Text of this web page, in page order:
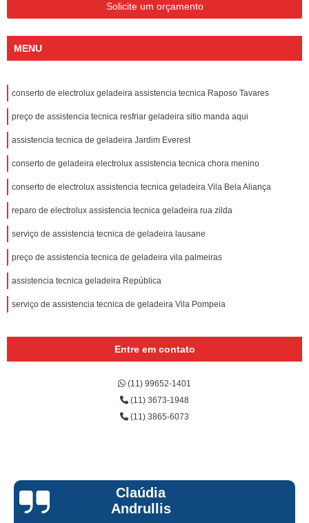
Solicite um orçamento
MENU
conserto de electrolux geladeira assistencia tecnica Raposo Tavares
preço de assistencia tecnica resfriar geladeira sitio manda aqui
assistencia tecnica de geladeira Jardim Everest
conserto de geladeira electrolux assistencia tecnica chora menino
conserto de electrolux assistencia tecnica geladeira Vila Bela Aliança
reparo de electrolux assistencia tecnica geladeira rua zilda
serviço de assistencia tecnica de geladeira lausane
preço de assistencia tecnica de geladeira vila palmeiras
assistencia tecnica geladeira República
serviço de assistencia tecnica de geladeira Vila Pompeia
Entre em contato
(11) 99652-1401
(11) 3673-1948
(11) 3865-6073
Claúdia
Andrullis